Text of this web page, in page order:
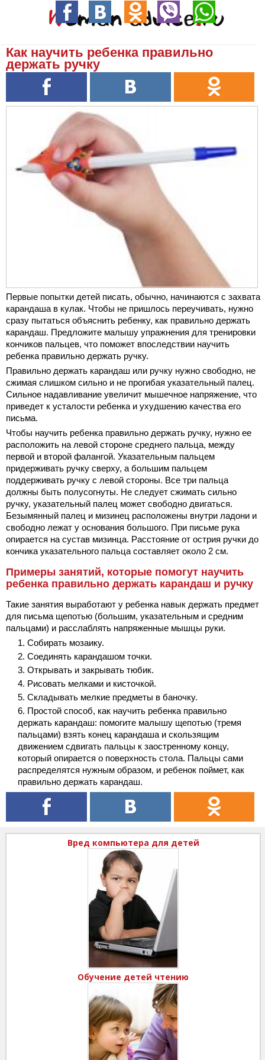
Как научить ребенка правильно
держать ручку
Первые попытки детей писать, обычно, начинаются с захвата
карандаша в кулак. Чтобы не пришлось переучивать, нужно
сразу пытаться объяснить ребенку, как правильно держать
карандаш. Предложите малышу упражнения для тренировки
кончиков пальцев, что поможет впоследствии научить
ребенка правильно держать ручку.
Правильно держать карандаш или ручку нужно свободно, не
сжимая слишком сильно и не прогибая указательный палец.
Сильное надавливание увеличит мышечное напряжение, что
приведет к усталости ребенка и ухудшению качества его
письма.
Чтобы научить ребенка правильно держать ручку, нужно ее
расположить на левой стороне среднего пальца, между
первой и второй фалангой. Указательным пальцем
придерживать ручку сверху, а большим пальцем
поддерживать ручку с левой стороны. Все три пальца
должны быть полусогнуты. Не следует сжимать сильно
ручку, указательный палец может свободно двигаться.
Безымянный палец и мизинец расположены внутри ладони и
свободно лежат у основания большого. При письме рука
опирается на сустав мизинца. Расстояние от острия ручки до
кончика указательного пальца составляет около 2 см.
Примеры занятий, которые помогут научить
ребенка правильно держать карандаш и ручку
Такие занятия выработают у ребенка навык держать предмет
для письма щепотью (большим, указательным и средним
пальцами) и расслаблять напряженные мышцы руки.
Собирать мозаику.
Соединять карандашом точки.
Открывать и закрывать тюбик.
Рисовать мелками и кисточкой.
Складывать мелкие предметы в баночку.
Простой способ, как научить ребенка правильно
держать карандаш: помогите малышу щепотью (тремя
пальцами) взять конец карандаша и скользящим
движением сдвигать пальцы к заостренному концу,
который опирается о поверхность стола. Пальцы сами
распределятся нужным образом, и ребенок поймет, как
правильно держать карандаш.
Вред компьютера для детей
Обучение детей чтению